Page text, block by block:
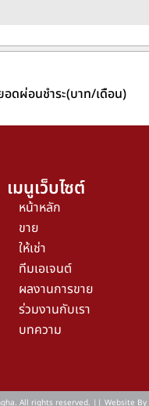
อดผ่อนชำระ(บาท/เดือน)
เมนูเว็บไซต์
หน้าหลัก
ขาย
ให้เช่า
ทีมเอเจนต์
ผลงานการขาย
ร่วมงานกับเรา
บทความ
All rights reserved. || Website By